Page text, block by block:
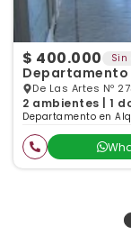
$ 400.000 Sin
Departamento
De Las Artes Nº
2 ambientes | 1
Departamento en